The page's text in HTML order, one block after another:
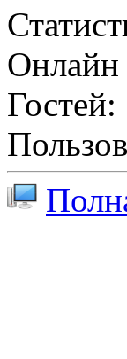
Онлайн
Гостей: